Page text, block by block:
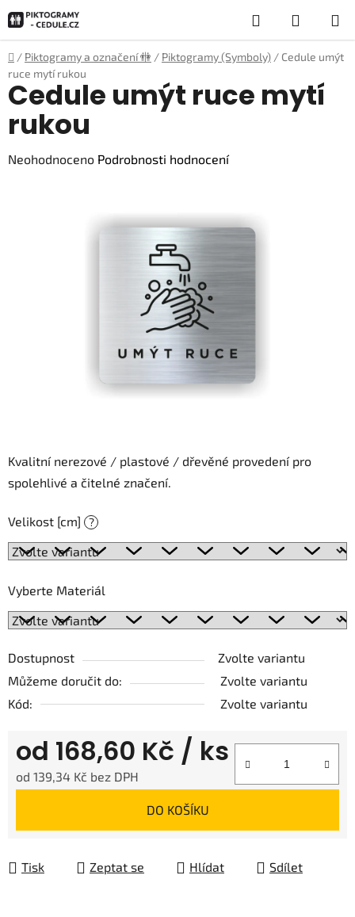
na
obsah
Hledat
KOŠÍK
Domů
/ Piktogramy a označení 🚻 / Piktogramy (Symboly) / Cedule umýt
ruce mytí rukou
Kvalitní nerezové / plastové / dřevěné provedení pro
spolehlivé a čitelné značení.
Velikost [cm] ?
Vyberte Materiál
Dostupnost
Zvolte variantu
Můžeme doručit do:
Zvolte variantu
Kód:
Zvolte variantu
od 168,60 Kč / ks
od 139,34 Kč bez DPH
DO KOŠÍKU
Tisk Zeptat se Hlídat Sdílet
Cedule umýt ruce mytí
rukou
Průměrné
Neohodnoceno Podrobnosti hodnocení